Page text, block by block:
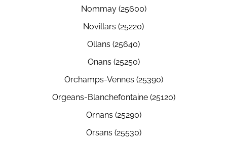
Nommay (25600)
Novillars (25220)
Ollans (25640)
Onans (25250)
Orchamps-Vennes (25390)
Orgeans-Blanchefontaine (25120)
Ornans (25290)
Orsans (25530)